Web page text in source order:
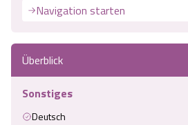
Navigation starten
Überblick
Sonstiges
Deutsch